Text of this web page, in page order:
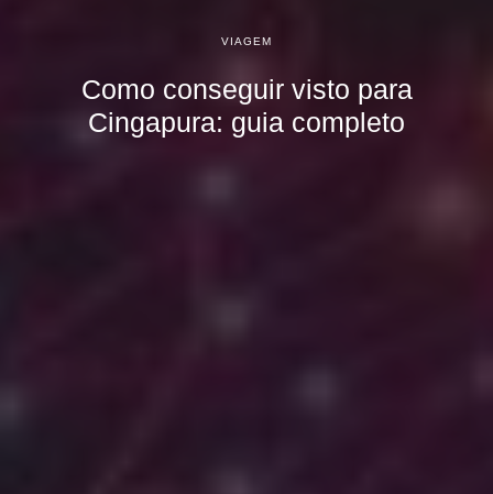
VIAGEM
Como conseguir visto para
Cingapura: guia completo